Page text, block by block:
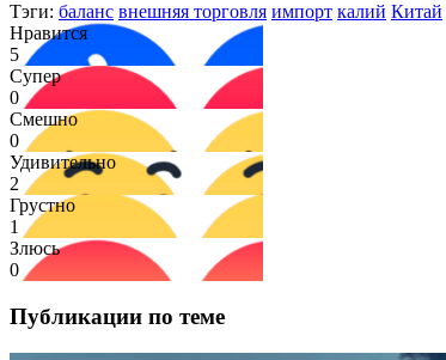
Тэги: баланс внешняя торговля импорт калий Китай
Нравится
5
Супер
0
Смешно
0
Удивительно
2
Грустно
1
Злюсь
0
Публикации по теме